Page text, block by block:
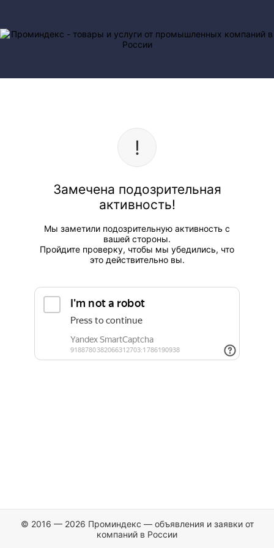
Замечена подозрительная
активность!
Мы заметили подозрительную активность с
вашей стороны.
Пройдите проверку, чтобы мы убедились, что
это действительно вы.
© 2016 — 2026 Проминдекс — объявления и заявки от
компаний в России